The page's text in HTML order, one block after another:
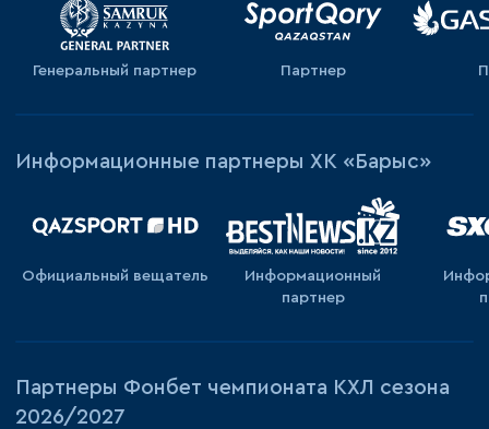
Генеральный партнер Партнер
Информационные партнеры ХК «Барыс»
Официальный вещатель
Информационный
партнер
Партнеры Фонбет чемпионата КХЛ сезона
2026/2027